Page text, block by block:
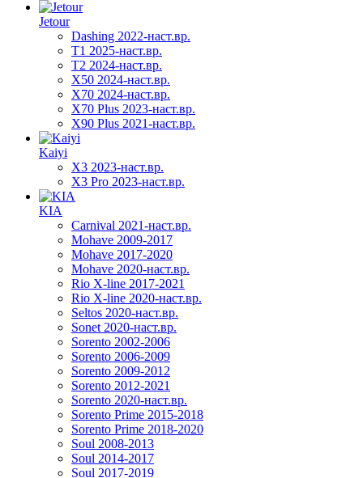
Jetour
Dashing 2022-наст.вр.
T1 2025-наст.вр.
T2 2024-наст.вр.
X50 2024-наст.вр.
X70 2024-наст.вр.
X70 Plus 2023-наст.вр.
X90 Plus 2021-наст.вр.
Kaiyi
X3 2023-наст.вр.
X3 Pro 2023-наст.вр.
KIA
Carnival 2021-наст.вр.
Mohave 2009-2017
Mohave 2017-2020
Mohave 2020-наст.вр.
Rio X-line 2017-2021
Rio X-line 2020-наст.вр.
Seltos 2020-наст.вр.
Sonet 2020-наст.вр.
Sorento 2002-2006
Sorento 2006-2009
Sorento 2009-2012
Sorento 2012-2021
Sorento 2020-наст.вр.
Sorento Prime 2015-2018
Sorento Prime 2018-2020
Soul 2008-2013
Soul 2014-2017
Soul 2017-2019